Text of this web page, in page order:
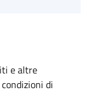
e altre
di